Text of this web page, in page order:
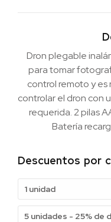
Dron plegable
para tomar
control remoto y
controlar el dron con
requerida. 2 pilas
Batería
Descuentos por
1 unidad
5 unidades - 25% de